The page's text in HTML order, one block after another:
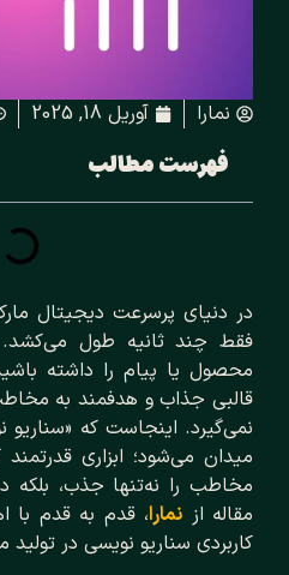
نمارا آوریل 18, 2025
فهرست مطالب
در دنیای پرسرعت دیجیتال
فقط چند ثانیه طول
محصول یا پیام را داشته
قالبی جذاب و هدفمند به
نمی‌‌گیرد. اینجاست که «سناریو
میدان می‌شود؛ ابزاری
مخاطب را نه‌تنها جذب، بلکه
مقاله از نمارا، قدم به قدم با
کاربردی سناریو نویسی در